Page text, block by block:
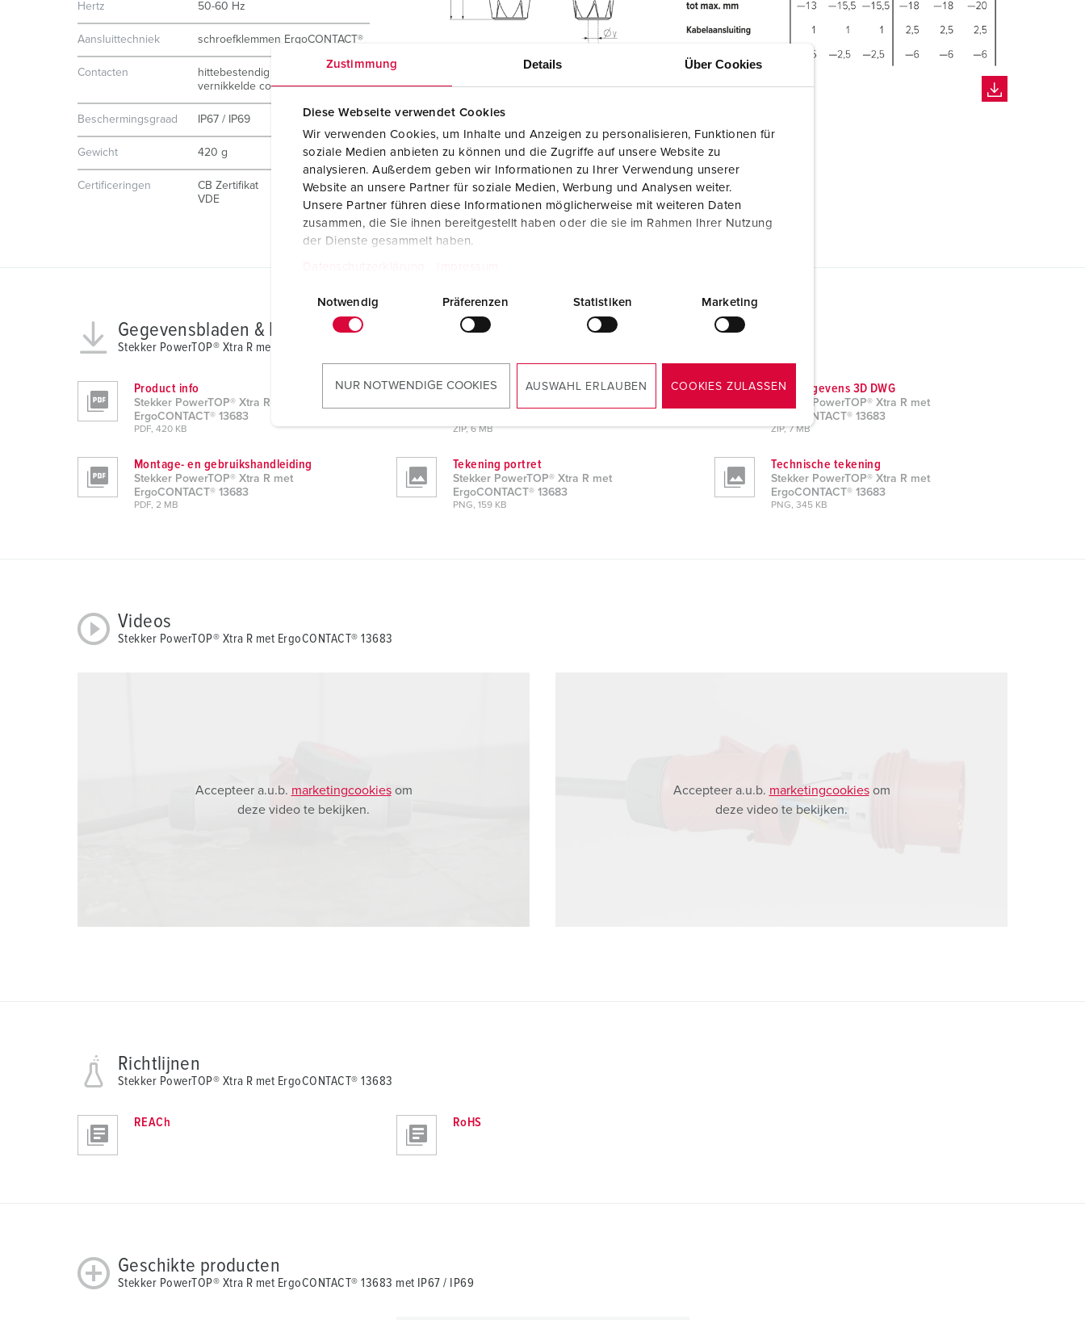
Zustimmung Details Über Cookies
Diese Webseite verwendet Cookies
Wir verwenden Cookies, um Inhalte und Anzeigen zu personalisieren, Funktionen für
soziale Medien anbieten zu können und die Zugriffe auf unsere Website zu
analysieren. Außerdem geben wir Informationen zu Ihrer Verwendung unserer
Website an unsere Partner für soziale Medien, Werbung und Analysen weiter.
Unsere Partner führen diese Informationen möglicherweise mit weiteren Daten
zusammen, die Sie ihnen bereitgestellt haben oder die sie im Rahmen Ihrer Nutzung
der Dienste gesammelt haben.
u
n
Notwendig Präferenzen Statistiken Marketing
NUR NOTWENDIGE COOKIES AUSWAHL ERLAUBEN COOKIES ZULASSEN
Hertz 50-60 Hz
Aansluittechniek schroefklemmen ErgoCONTACT®
Contacten
hittebestendig binnenwerk
vernikkelde contacten
Beschermingsgraad IP67 / IP69
Gewicht 420 g
Certificeringen
CB Zertifikat
VDE
Gegevensbladen & Downloads
Stekker PowerTOP® Xtra R met ErgoCONTACT® 13683
Product info
Stekker PowerTOP® Xtra R met
ErgoCONTACT® 13683
PDF, 420 KB
CAD-gegevens 3D STP
ZIP, 6 MB
CAD-gegevens 3D DWG
Stekker PowerTOP® Xtra R met
ErgoCONTACT® 13683
ZIP, 7 MB
Montage- en gebruikshandleiding
Stekker PowerTOP® Xtra R met
ErgoCONTACT® 13683
PDF, 2 MB
Tekening portret
Stekker PowerTOP® Xtra R met
ErgoCONTACT® 13683
PNG, 159 KB
Technische tekening
Stekker PowerTOP® Xtra R met
ErgoCONTACT® 13683
PNG, 345 KB
Videos
Stekker PowerTOP® Xtra R met ErgoCONTACT® 13683
Accepteer a.u.b. marketingcookiesom
deze video te bekijken.
Accepteer a.u.b. marketingcookiesom
deze video te bekijken.
Richtlijnen
Stekker PowerTOP® Xtra R met ErgoCONTACT® 13683
REACh RoHS
Geschikte producten
Stekker PowerTOP® Xtra R met ErgoCONTACT® 13683 met IP67 / IP69